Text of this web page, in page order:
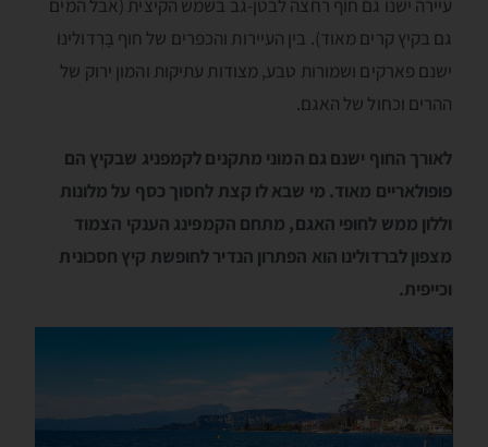
עיירה ישנו גם חוף רחצה לבטן-גב בשמש הקיצית (אבל המים
גם בקיץ קרים מאוד). בין העיירות והכפרים של חוף בָּרְדוֺלינוֺ
ישנם פארקים ושמורות טבע, מצודות עתיקות והמון ירוק של
ההרים וכחול של האגם.
לאורך החוף ישנם גם המוני מתקנים לקמפניג שבקיץ הם
פופולאריים מאוד. מי שבא לו קצת לחסוך כסף על מלונות
וללון ממש לחופי האגם, מתחם הקמפינג הענקי הצמוד
מצפון לברדוֺלינוֺ הוא הפתרון הנדיר לחופשת קיץ חסכונית
וכייפית.